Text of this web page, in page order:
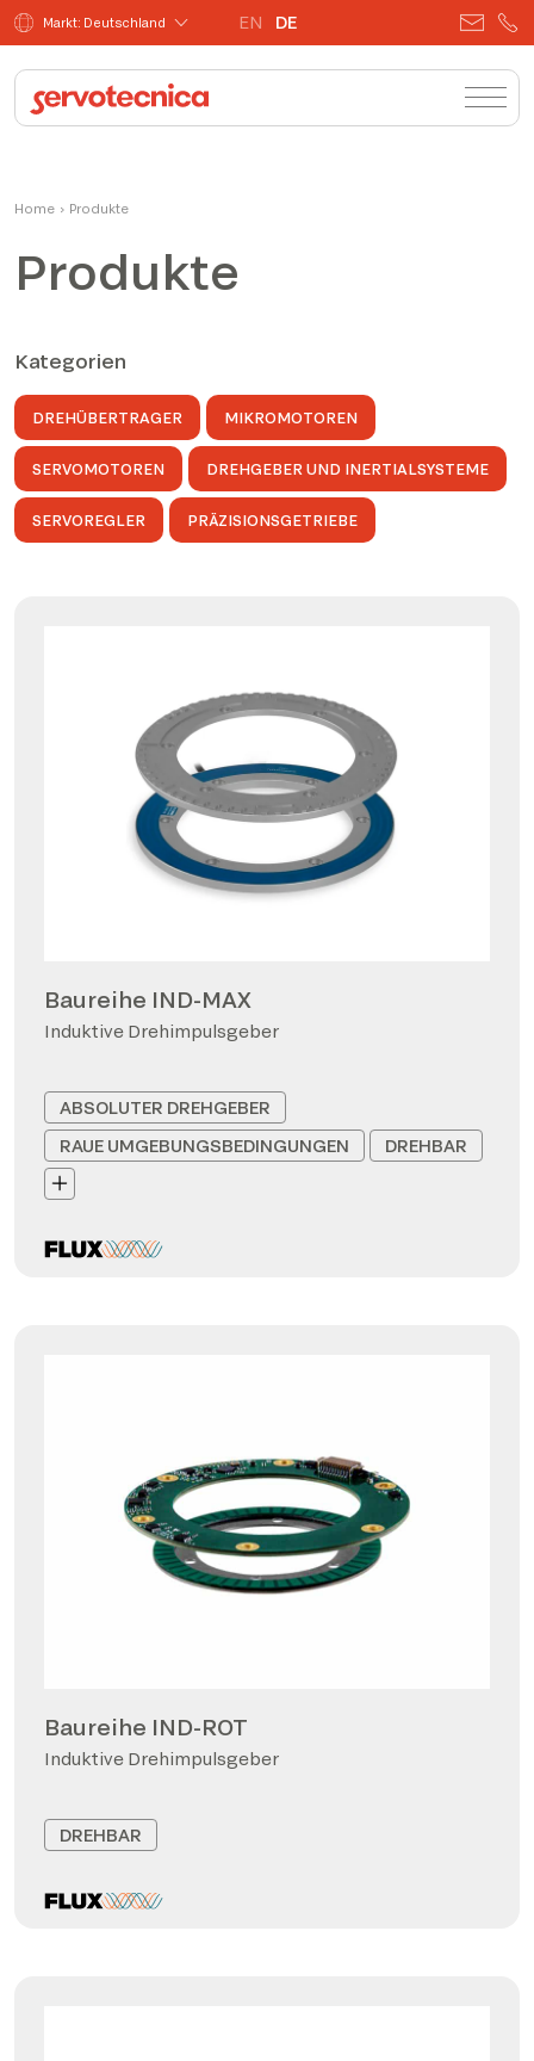
Markt: Deutschland EN DE
Home › Produkte
Produkte
Kategorien
DREHÜBERTRAGER MIKROMOTOREN
SERVOMOTOREN DREHGEBER UND INERTIALSYSTEME
SERVOREGLER PRÄZISIONSGETRIEBE
Baureihe IND-MAX
Induktive Drehimpulsgeber
ABSOLUTER DREHGEBER
RAUE UMGEBUNGSBEDINGUNGEN
DREHBAR
Baureihe IND-ROT
Induktive Drehimpulsgeber
DREHBAR